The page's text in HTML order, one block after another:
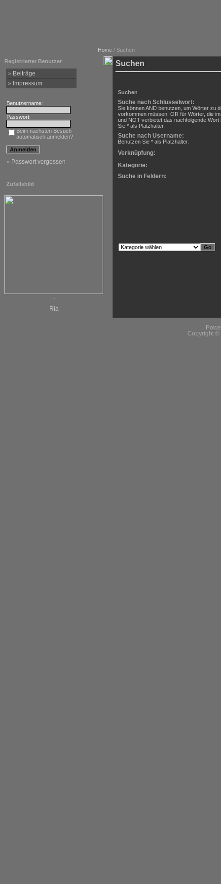
Home / Suchen
Registrierter Benutzer
» Beiträge
»
Impressum
Benutzername:
Passwort:
Beim nächsten Besuch
automatisch anmelden?
» Passwort vergessen
Zufallsbild
.
Ria
Suchen
Suchen
Suche nach Schlüsselwort:
Sie können AND benutzen, um Wörter zu
vorkommen müssen, OR für Wörter, die
und NOT verbietet das nachfolgende Wort
Sie * als Platzhalter.
Suche nach Username:
Benutzen Sie * als Platzhalter.
Verknüpfung:
Kategorie:
Suche in Feldern:
Copyright